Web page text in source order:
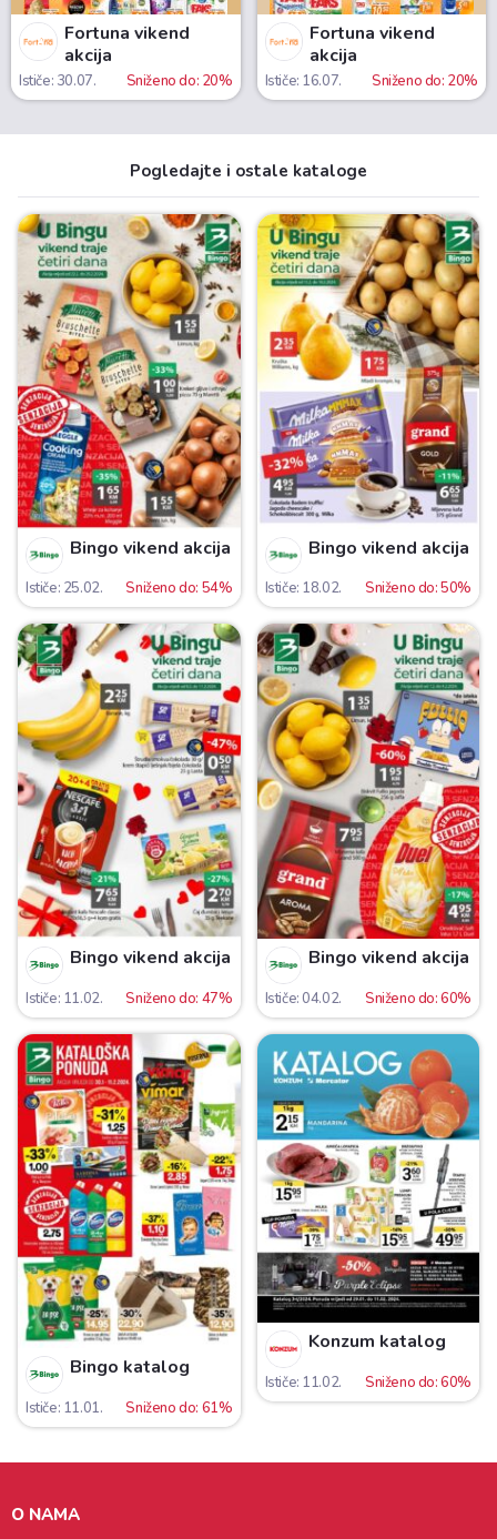
Fortuna vikend
akcija
Ističe: 30.07. Sniženo do: 20%
Fortuna vikend
akcija
Ističe: 16.07. Sniženo do: 20%
Pogledajte i ostale kataloge
Bingo vikend akcija
Ističe: 25.02. Sniženo do: 54%
Bingo vikend akcija
Ističe: 18.02. Sniženo do: 50%
Bingo vikend akcija
Ističe: 11.02. Sniženo do: 47%
Bingo vikend akcija
Ističe: 04.02. Sniženo do: 60%
Bingo katalog
Ističe: 11.01. Sniženo do: 61%
Konzum katalog
Ističe: 11.02. Sniženo do: 60%
O NAMA